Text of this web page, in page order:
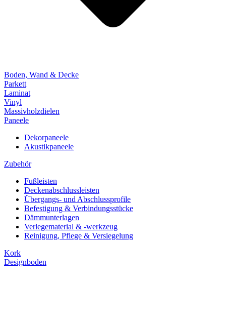
Boden, Wand & Decke
Parkett
Laminat
Vinyl
Massivholzdielen
Paneele
Dekorpaneele
Akustikpaneele
Zubehör
Fußleisten
Deckenabschlussleisten
Übergangs- und Abschlussprofile
Befestigung & Verbindungsstücke
Dämmunterlagen
Verlegematerial & -werkzeug
Reinigung, Pflege & Versiegelung
Kork
Designboden